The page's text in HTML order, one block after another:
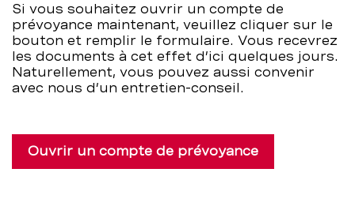
Si vous souhaitez ouvrir un compte de
prévoyance maintenant, veuillez cliquer sur le
bouton et remplir le formulaire. Vous recevrez
les documents à cet effet d’ici quelques jours.
Naturellement, vous pouvez aussi convenir
avec nous d’un entretien-conseil.
Ouvrir un compte de prévoyance